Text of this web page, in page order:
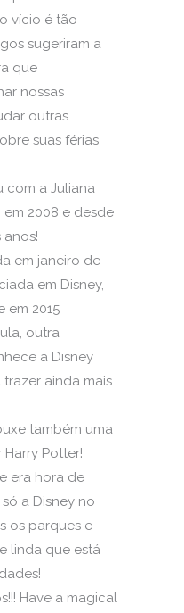
vício é tão
sugeriram a
que
nossas
outras
suas férias
com a Juliana
2008 e desde
em janeiro de
em Disney,
em 2015
outra
a Disney
ainda mais
também uma
Potter!
era hora de
a Disney no
os parques e
linda que está
Have a magical